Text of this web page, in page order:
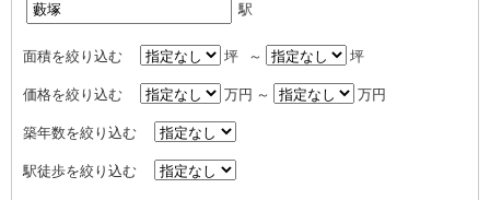
駅
面積を絞り込む 坪 ～ 坪
価格を絞り込む 万円 ～ 万円
築年数を絞り込む
駅徒歩を絞り込む